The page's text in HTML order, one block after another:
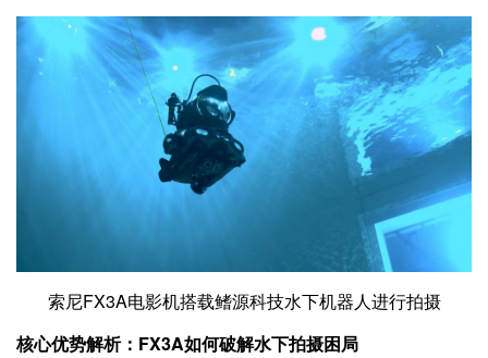
索尼FX3A电影机搭载鳍源科技水下机器人进行拍摄
核心优势解析：FX3A如何破解水下拍摄困局